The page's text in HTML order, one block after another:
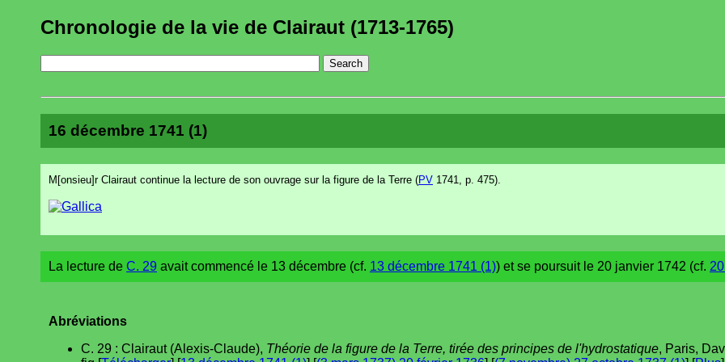
Chronologie de la vie de Clairaut (1713-1765)
16 décembre 1741 (1)
M[onsieu]r Clairaut continue la lecture de son ouvrage sur la figure de la Terre (PV 1741, p. 475).
La lecture de C. 29 avait commencé le 13 décembre (cf. 13 décembre 1741 (1)) et se poursuit le 20 janvier 1742 (cf.
Abréviations
C. 29 : Clairaut (Alexis-Claude), Théorie de la figure de la Terre, tirée des principes de l'hydrostatique, Paris,